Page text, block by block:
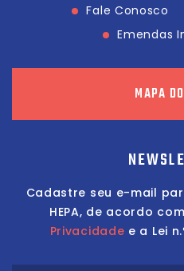
Fale Conosco
Emendas
MAPA
Cadastre seu e-mail
HEPA, de acordo
Privacidade e a Lei